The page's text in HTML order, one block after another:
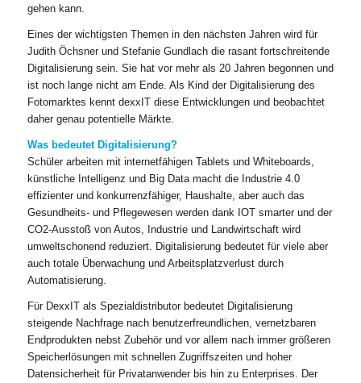
gehen kann.
Eines der wichtigsten Themen in den nächsten Jahren wird für
Judith Öchsner und Stefanie Gundlach die rasant fortschreitende
Digitalisierung sein. Sie hat vor mehr als 20 Jahren begonnen und
ist noch lange nicht am Ende. Als Kind der Digitalisierung des
Fotomarktes kennt dexxIT diese Entwicklungen und beobachtet
daher genau potentielle Märkte.
Was bedeutet Digitalisierung?
Schüler arbeiten mit internetfähigen Tablets und Whiteboards,
künstliche Intelligenz und Big Data macht die Industrie 4.0
effizienter und konkurrenzfähiger, Haushalte, aber auch das
Gesundheits- und Pflegewesen werden dank IOT smarter und der
CO2-Ausstoß von Autos, Industrie und Landwirtschaft wird
umweltschonend reduziert. Digitalisierung bedeutet für viele aber
auch totale Überwachung und Arbeitsplatzverlust durch
Automatisierung.
Für DexxIT als Spezialdistributor bedeutet Digitalisierung
steigende Nachfrage nach benutzerfreundlichen, vernetzbaren
Endprodukten nebst Zubehör und vor allem nach immer größeren
Speicherlösungen mit schnellen Zugriffszeiten und hoher
Datensicherheit für Privatanwender bis hin zu Enterprises. Der